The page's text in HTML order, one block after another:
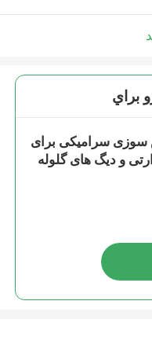
براي
سرامیکی برای
و دیگ های گلوله